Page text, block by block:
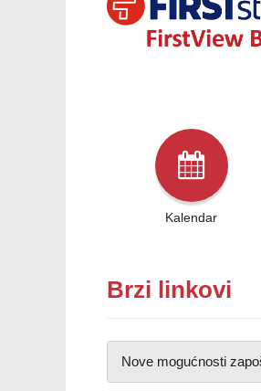
Kalendar
Brzi linkovi
Nove mogućnosti